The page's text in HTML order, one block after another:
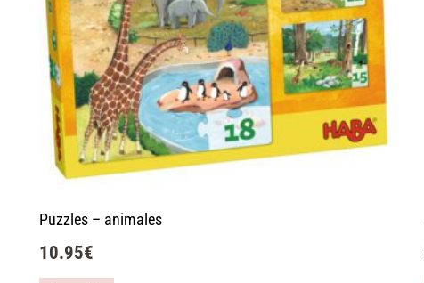
Puzzles – animales
10.95€